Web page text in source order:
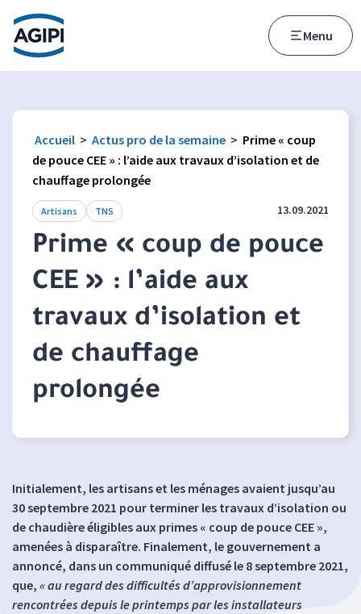
Accès au menu
Accès au contenu principal
Menu
Accueil > Actus pro de la semaine > Prime « coup
de pouce CEE » : l’aide aux travaux d’isolation et de
chauffage prolongée
Artisans TNS 13.09.2021
Prime « coup de pouce
CEE » : l’aide aux
travaux d’isolation et
de chauffage
prolongée
Initialement, les artisans et les ménages avaient jusqu’au
30 septembre 2021 pour terminer les travaux d’isolation ou
de chaudière éligibles aux primes « coup de pouce CEE »,
amenées à disparaître. Finalement, le gouvernement a
annoncé, dans un communiqué diffusé le 8 septembre 2021,
que, « au regard des difficultés d’approvisionnement
rencontrées depuis le printemps par les installateurs